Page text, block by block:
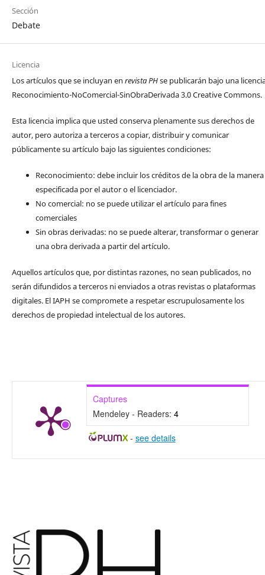
Sección
Debate
Licencia
Los artículos que se incluyan en revista PHse publicarán bajo una
Reconocimiento-NoComercial-SinObraDerivada 3.0 Creative Commons.
Esta licencia implica que usted conserva plenamente sus derechos de
autor, pero autoriza a terceros a copiar, distribuir y comunicar
públicamente su artículo bajo las siguientes condiciones:
Reconocimiento: debe incluir los créditos de la obra de la manera
especificada por el autor o el licenciador.
No comercial: no se puede utilizar el artículo para fines
comerciales
Sin obras derivadas: no se puede alterar, transformar o generar
una obra derivada a partir del artículo.
Aquellos artículos que, por distintas razones, no sean publicados, no
serán difundidos a terceros ni enviados a otras revistas o plataformas
digitales. El IAPH se compromete a respetar escrupulosamente los
derechos de propiedad intelectual de los autores.
Captures
Mendeley - Readers: 4
- see details